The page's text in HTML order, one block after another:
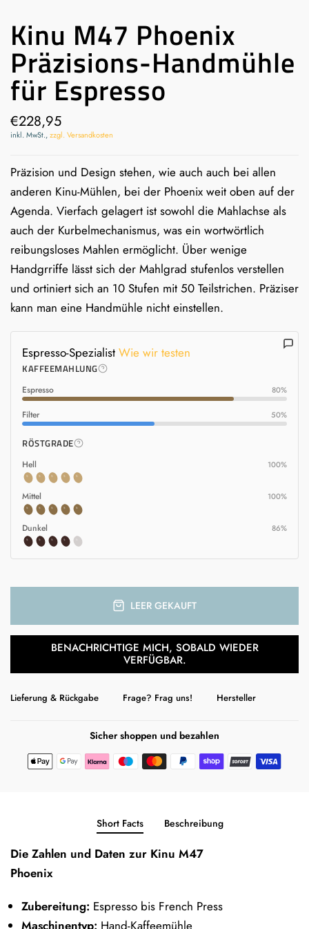
Kinu M47 Phoenix
Präzisions-Handmühle
für Espresso
€228,95
inkl. MwSt.,zzgl. Versandkosten
Präzision und Design stehen, wie auch auch bei allen
anderen Kinu-Mühlen, bei der Phoenix weit oben auf der
Agenda. Vierfach gelagert ist sowohl die Mahlachse als
auch der Kurbelmechanismus, was ein wortwörtlich
reibungsloses Mahlen ermöglicht. Über wenige
Handgrriffe lässt sich der Mahlgrad stufenlos verstellen
und ortiniert sich an 10 Stufen mit 50 Teilstrichen. Präziser
kann man eine Handmühle nicht einstellen.
Espresso-Spezialist Wie wir testen
KAFFEEMAHLUNG
Espresso 80%
Filter 50%
RÖSTGRADE
Hell 100%
Mittel 100%
Dunkel 86%
LEER GEKAUFT
BENACHRICHTIGE MICH, SOBALD WIEDER
VERFÜGBAR.
Lieferung & Rückgabe Frage? Frag uns! Hersteller
Sicher shoppen und bezahlen
Short Facts Beschreibung
Die Zahlen und Daten zur Kinu M47
Phoenix
Zubereitung: Espresso bis French Press
Maschinentyp: Hand-Kaffeemühle